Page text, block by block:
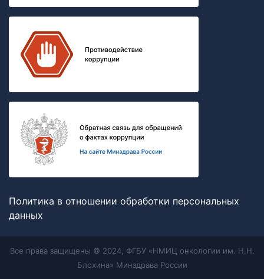
Политика в отношении обработки персональных
данных
Все права защищены © 2024, ФГБУ «НМИЦ онкологии им. Н.Н.
Блохина» Минздрава России